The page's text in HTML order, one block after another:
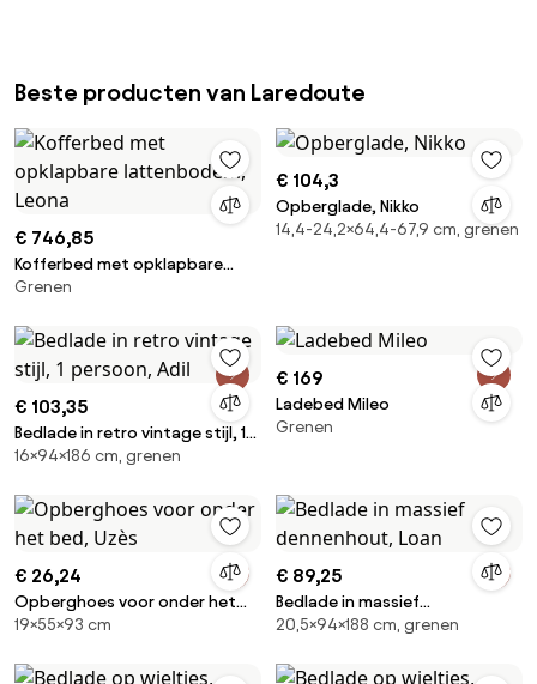
Beste producten van Laredoute
€ 746,85
Kofferbed met opklapbare
lattenbodem, Leona
Grenen
€ 104,3
Opberglade, Nikko
14,4-24,2×64,4-67,9 cm, grenen
€ 103,35
Bedlade in retro vintage stijl, 1
persoon, Adil
16×94×186 cm, grenen
€ 169
Ladebed Mileo
Grenen
€ 26,24
Opberghoes voor onder het
bed, Uzès
19×55×93 cm
€ 89,25
Bedlade in massief
dennenhout, Loan
20,5×94×188 cm, grenen